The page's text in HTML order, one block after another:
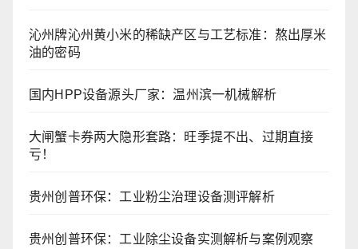
沁州牌沁州黄小米的稀缺产区与工艺标准：熬出厚米
油的密码
国内HPP设备源头厂家：温州滨一机械解析
大闸蟹卡券两大隐形套路：旺季提不出、过期直接
亏！
贵州创普环保：工业粉尘治理设备测评解析
贵州创普环保：工业除尘设备实测解析与案例观察